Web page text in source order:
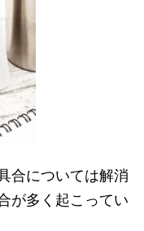
合については解消
が多く起こってい